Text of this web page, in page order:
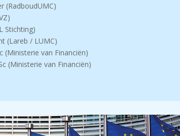
(RadboudUMC)
Stichting)
(Lareb / LUMC)
(Ministerie van Financiën)
(Ministerie van Financiën)